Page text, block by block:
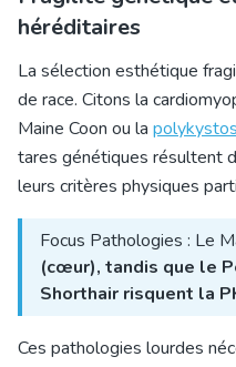
héréditaires
La sélection esthétique
de race. Citons la
Maine Coon ou la
tares génétiques résultent
leurs critères physiques
Focus Pathologies : Le
(cœur), tandis que le
Shorthair risquent la
Ces pathologies lourdes